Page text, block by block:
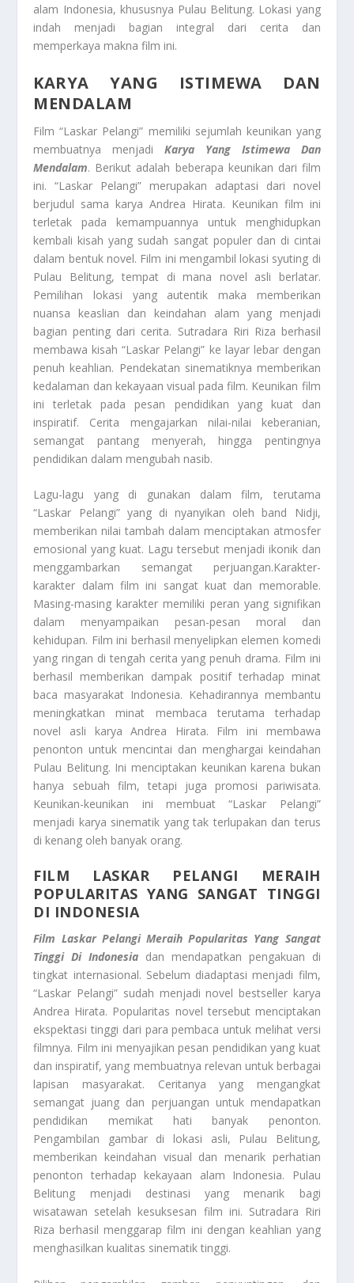
alam Indonesia, khususnya Pulau Belitung. Lokasi yang
indah menjadi bagian integral dari cerita dan
memperkaya makna film ini.
KARYA YANG ISTIMEWA DAN
MENDALAM
Film “Laskar Pelangi” memiliki sejumlah keunikan yang
membuatnya menjadiKarya Yang Istimewa Dan
Mendalam. Berikut adalah beberapa keunikan dari film
ini. “Laskar Pelangi” merupakan adaptasi dari novel
berjudul sama karya Andrea Hirata. Keunikan film ini
terletak pada kemampuannya untuk menghidupkan
kembali kisah yang sudah sangat populer dan di cintai
dalam bentuk novel. Film ini mengambil lokasi syuting di
Pulau Belitung, tempat di mana novel asli berlatar.
Pemilihan lokasi yang autentik maka memberikan
nuansa keaslian dan keindahan alam yang menjadi
bagian penting dari cerita. Sutradara Riri Riza berhasil
membawa kisah “Laskar Pelangi” ke layar lebar dengan
penuh keahlian. Pendekatan sinematiknya memberikan
kedalaman dan kekayaan visual pada film. Keunikan film
ini terletak pada pesan pendidikan yang kuat dan
inspiratif. Cerita mengajarkan nilai-nilai keberanian,
semangat pantang menyerah, hingga pentingnya
pendidikan dalam mengubah nasib.
Lagu-lagu yang di gunakan dalam film, terutama
“Laskar Pelangi” yang di nyanyikan oleh band Nidji,
memberikan nilai tambah dalam menciptakan atmosfer
emosional yang kuat. Lagu tersebut menjadi ikonik dan
menggambarkan semangat perjuangan.Karakter-
karakter dalam film ini sangat kuat dan memorable.
Masing-masing karakter memiliki peran yang signifikan
dalam menyampaikan pesan-pesan moral dan
kehidupan. Film ini berhasil menyelipkan elemen komedi
yang ringan di tengah cerita yang penuh drama. Film ini
berhasil memberikan dampak positif terhadap minat
baca masyarakat Indonesia. Kehadirannya membantu
meningkatkan minat membaca terutama terhadap
novel asli karya Andrea Hirata. Film ini membawa
penonton untuk mencintai dan menghargai keindahan
Pulau Belitung. Ini menciptakan keunikan karena bukan
hanya sebuah film, tetapi juga promosi pariwisata.
Keunikan-keunikan ini membuat “Laskar Pelangi”
menjadi karya sinematik yang tak terlupakan dan terus
di kenang oleh banyak orang.
FILM LASKAR PELANGI MERAIH
POPULARITAS YANG SANGAT TINGGI
DI INDONESIA
Film Laskar Pelangi Meraih Popularitas Yang Sangat
Tinggi Di Indonesia dan mendapatkan pengakuan di
tingkat internasional. Sebelum diadaptasi menjadi film,
“Laskar Pelangi” sudah menjadi novel bestseller karya
Andrea Hirata. Popularitas novel tersebut menciptakan
ekspektasi tinggi dari para pembaca untuk melihat versi
filmnya. Film ini menyajikan pesan pendidikan yang kuat
dan inspiratif, yang membuatnya relevan untuk berbagai
lapisan masyarakat. Ceritanya yang mengangkat
semangat juang dan perjuangan untuk mendapatkan
pendidikan memikat hati banyak penonton.
Pengambilan gambar di lokasi asli, Pulau Belitung,
memberikan keindahan visual dan menarik perhatian
penonton terhadap kekayaan alam Indonesia. Pulau
Belitung menjadi destinasi yang menarik bagi
wisatawan setelah kesuksesan film ini. Sutradara Riri
Riza berhasil menggarap film ini dengan keahlian yang
menghasilkan kualitas sinematik tinggi.